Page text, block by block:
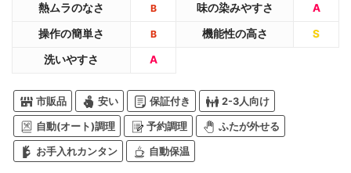
熱ムラのなさ B 味の染みやすさ A
操作の簡単さ B 機能性の高さ S
洗いやすさ A
市販品 安い 保証付き 2-3人向け
自動(オート)調理 予約調理 ふたが外せる
お手入れカンタン 自動保温